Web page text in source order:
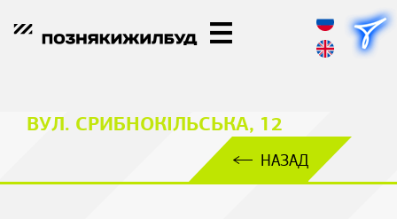
ВУЛ. СРИБНОКІЛЬСЬКА, 12
НАЗАД